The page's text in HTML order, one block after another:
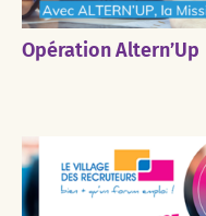
Opération Altern’Up